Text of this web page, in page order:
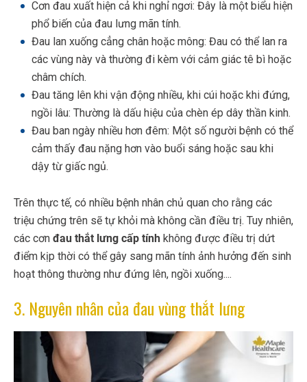
Cơn đau xuất hiện cả khi nghỉ ngơi: Đây là một biểu hiện
phổ biến của đau lưng mãn tính.
Đau lan xuống cẳng chân hoặc mông: Đau có thể lan ra
các vùng này và thường đi kèm với cảm giác tê bì hoặc
châm chích.
Đau tăng lên khi vận động nhiều, khi cúi hoặc khi đứng,
ngồi lâu: Thường là dấu hiệu của chèn ép dây thần kinh.
Đau ban ngày nhiều hơn đêm: Một số người bệnh có thể
cảm thấy đau nặng hơn vào buổi sáng hoặc sau khi
dậy từ giấc ngủ.
Trên thực tế, có nhiều bệnh nhân chủ quan cho rằng các
triệu chứng trên sẽ tự khỏi mà không cần điều trị. Tuy nhiên,
các cơn đau thắt lưng cấp tính không được điều trị dứt
điểm kịp thời có thể gây sang mãn tính ảnh hưởng đến sinh
hoạt thông thường như đứng lên, ngồi xuống....
3. Nguyên nhân của đau vùng thắt lưng